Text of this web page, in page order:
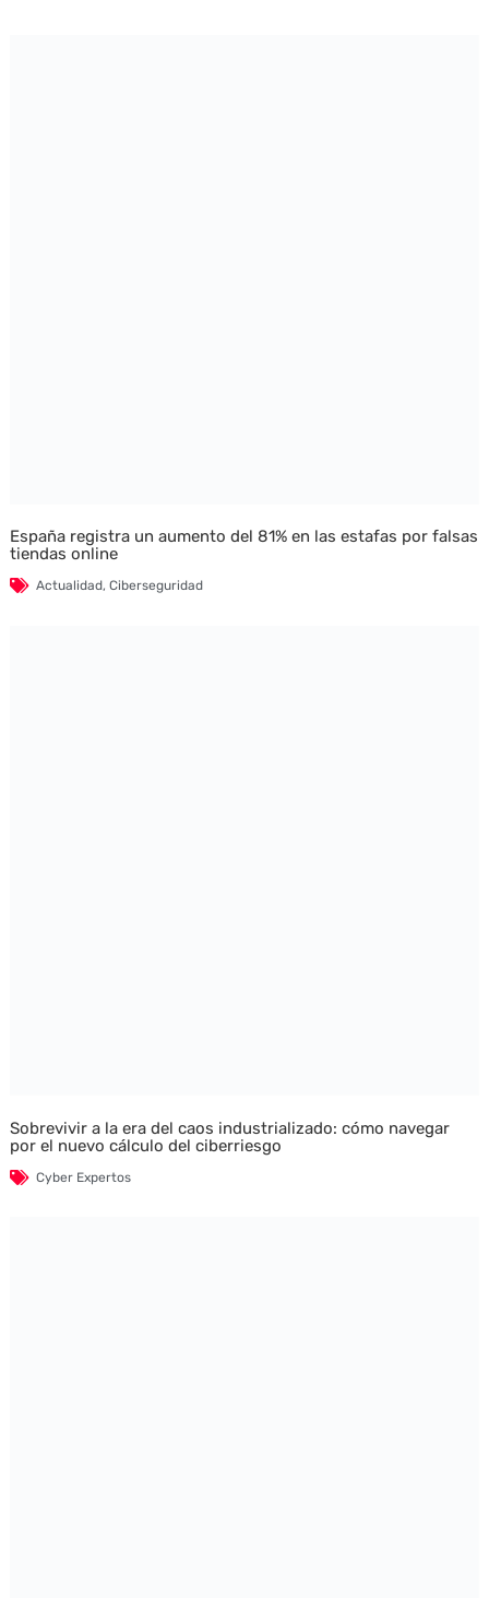
España registra un aumento del 81% en las estafas por falsas
tiendas online
Actualidad, Ciberseguridad
Sobrevivir a la era del caos industrializado: cómo navegar
por el nuevo cálculo del ciberriesgo
Cyber Expertos